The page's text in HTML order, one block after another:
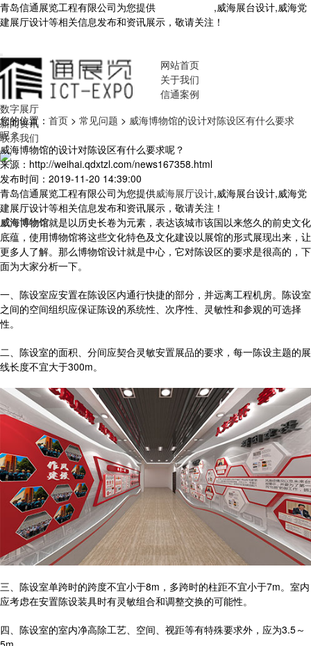
青岛信通展览工程有限公司为您提供
,威海展台设计,威海党
建展厅设计等相关信息发布和资讯展示，敬请关注！
网站首页
关于我们
信通案例
数字展厅
新闻资讯
联系我们
您的位置： 首页 > 常见问题 > 威海博物馆的设计对陈设区有什么要求
呢？
威海博物馆的设计对陈设区有什么要求呢？
来源：http://weihai.qdxtzl.com/news167358.html
发布时间：2019-11-20 14:39:00
青岛信通展览工程有限公司为您提供威海展厅设计,威海展台设计,威海党
建展厅设计等相关信息发布和资讯展示，敬请关注！
威海博物馆就是以历史长卷为元素，表达该城市该国以来悠久的前史文化
底蕴，使用博物馆将这些文化特色及文化建设以展馆的形式展现出来，让
更多人了解。那么博物馆设计就是中心，它对陈设区的要求是很高的，下
面为大家分析一下。
一、陈设室应安置在陈设区内通行快捷的部分，并远离工程机房。陈设室
之间的空间组织应保证陈设的系统性、次序性、灵敏性和参观的可选择
性。
二、陈设室的面积、分间应契合灵敏安置展品的要求，每一陈设主题的展
线长度不宜大于300m。
三、陈设室单跨时的跨度不宜小于8m，多跨时的柱距不宜小于7m。室内
应考虑在安置陈设装具时有灵敏组合和调整交换的可能性。
四、陈设室的室内净高除工艺、空间、视距等有特殊要求外，应为3.5～